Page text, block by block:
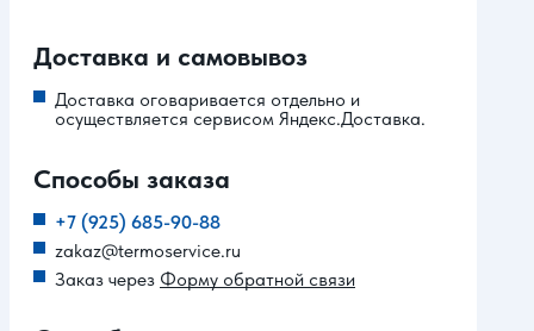
Доставка и самовывоз
Доставка оговаривается отдельно и
осуществляется сервисом Яндекс.Доставка.
Способы заказа
+7 (925) 685-90-88
zakaz@termoservice.ru
Заказ через Форму обратной связи